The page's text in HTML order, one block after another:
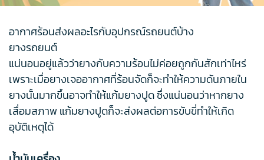
อากาศร้อนส่งผลอะไรกับอุปกรณ์รถยนต์บ้าง
ยางรถยนต์
แน่นอนอยู่แล้วว่ายางกับความร้อนไม่ค่อยถูกกันสักเท่าไหร่
เพราะเมื่อยางเจออากาศที่ร้อนจัดก็จะทำให้ความดันภายใน
ยางนั้นมากขึ้นอาจทำให้แก้มยางปูด ซึ่งแน่นอนว่าหากยาง
เสื่อมสภาพ แก้มยางปูดก็จะส่งผลต่อการขับขี่ทำให้เกิด
อุบัติเหตุได้